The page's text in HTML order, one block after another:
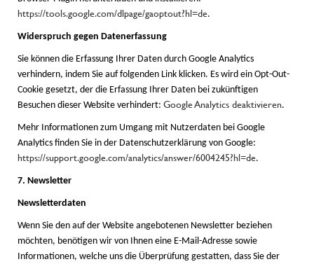
https://tools.google.com/dlpage/gaoptout?hl=de.
Widerspruch gegen Datenerfassung
Sie können die Erfassung Ihrer Daten durch Google Analytics
verhindern, indem Sie auf folgenden Link klicken. Es wird ein Opt-Out-
Cookie gesetzt, der die Erfassung Ihrer Daten bei zukünftigen
Besuchen dieser Website verhindert: Google Analytics deaktivieren.
Mehr Informationen zum Umgang mit Nutzerdaten bei Google
Analytics finden Sie in der Datenschutzerklärung von Google:
https://support.google.com/analytics/answer/6004245?hl=de.
7. Newsletter
Newsletterdaten
Wenn Sie den auf der Website angebotenen Newsletter beziehen
möchten, benötigen wir von Ihnen eine E-Mail-Adresse sowie
Informationen, welche uns die Überprüfung gestatten, dass Sie der